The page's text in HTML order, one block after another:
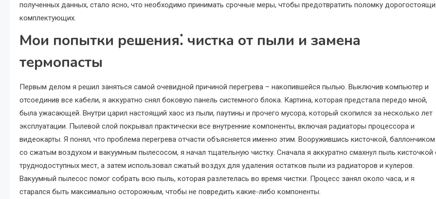
полученных данных, стало ясно, что необходимо принимать срочные меры, чтобы предотвратить поломку
комплектующих.
Мои попытки решения⁚ чистка от пыли и замена
термопасты
Первым делом я решил заняться самой очевидной причиной перегрева – накопившейся пылью. Выключив компьютер и
отсоединив все кабели, я аккуратно снял боковую панель системного блока. Картина, которая предстала передо мной,
была ужасающей. Внутри царил настоящий хаос из пыли, паутины и прочего мусора, который скопился за несколько лет
эксплуатации. Пылевой слой покрывал практически все внутренние компоненты, включая радиаторы процессора и
видеокарты. Я понял, что проблема перегрева отчасти объясняется именно этим. Вооружившись кисточкой, баллончиком
со сжатым воздухом и вакуумным пылесосом, я начал тщательную чистку. Сначала я аккуратно смахнул пыль кисточкой
труднодоступных мест, а затем использовал сжатый воздух для удаления остатков пыли из радиаторов и кулеров.
Вакуумный пылесос помог собрать всю пыль, которая разлетелась во время чистки. Процесс занял около часа, и я
старался быть максимально осторожным, чтобы не повредить какие-либо компоненты.